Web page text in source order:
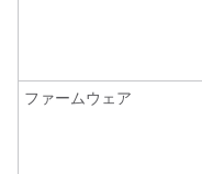
ファームウェア